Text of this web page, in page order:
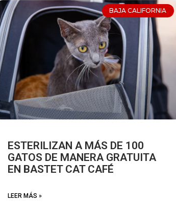
BAJA CALIFORNIA
ESTERILIZAN A MÁS DE 100
GATOS DE MANERA GRATUITA
EN BASTET CAT CAFÉ
LEER MÁS »